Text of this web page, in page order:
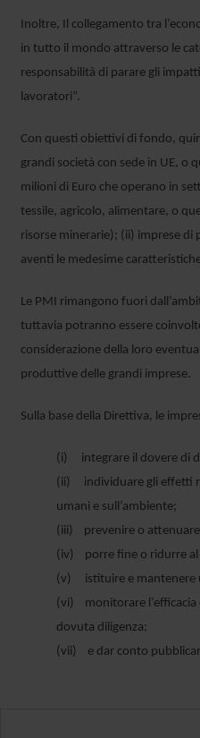
Inoltre, Il collegamento tra
in tutto il mondo attraverso le
responsabilità di parare gli
lavoratori”.
Con questi obiettivi di fondo,
grandi società con sede in UE, o
milioni di Euro che operano in
tessile, agricolo, alimentare, o
risorse minerarie); (ii) imprese di
aventi le medesime
Le PMI rimangono fuori
tuttavia potranno essere
considerazione della loro
produttive delle grandi imprese.
Sulla base della Direttiva, le
(i) integrare il dovere di
(ii) individuare gli effetti
umani e sull’ambiente;
(iii) prevenire o
(iv) porre fine o ridurre al
(v) istituire e mantenere
(vi) monitorare l’efficacia
dovuta diligenza;
(vii) e dar conto